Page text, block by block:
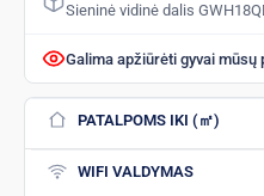
Sieninė vidinė dalis
Galima apžiūrėti gyvai mūsų
PATALPOMS IKI (㎡)
WIFI VALDYMAS